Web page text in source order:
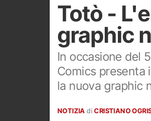
Totò -
graphic
In occasione del
Comics presenta
la nuova graphic
NOTIZIA di CRISTIANO